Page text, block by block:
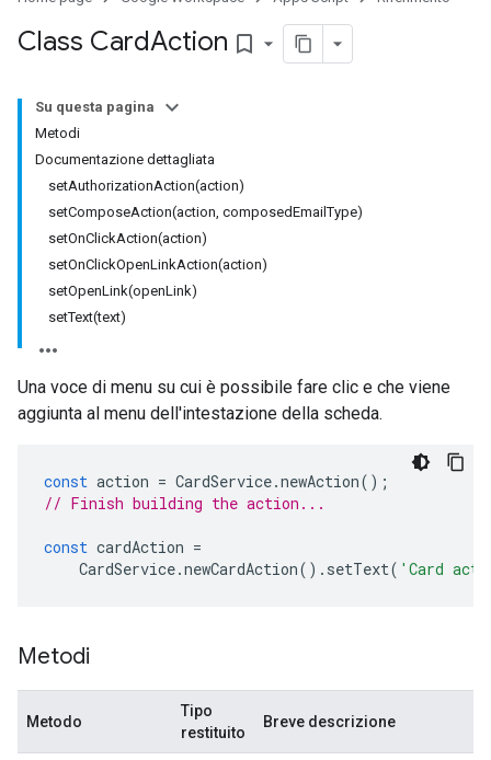
Class CardAction bookmark_border
Su questa pagina
Metodi
Documentazione dettagliata
setAuthorizationAction(action)
setComposeAction(action, composedEmailType)
setOnClickAction(action)
setOnClickOpenLinkAction(action)
setOpenLink(openLink)
setText(text)
Una voce di menu su cui è possibile fare clic e che viene
aggiunta al menu dell'intestazione della scheda.
const action = CardService.newAction();
// Finish building the action...
const cardAction =
CardService.newCardAction(). setText( 'Card
Metodi
Metodo
Tipo
restituito
Breve descrizione